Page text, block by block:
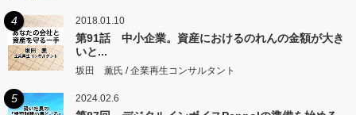
4 2018.01.10
第91話 中小企業。資産におけるのれんの金額が大き
いと...
坂田 薫氏 / 企業再生コンサルタント
5 2024.02.6